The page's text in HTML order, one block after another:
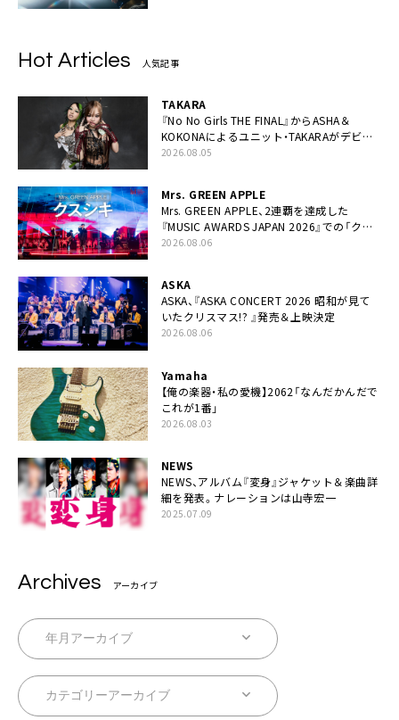
Hot Articles 人気記事
TAKARA
『No No Girls THE FINAL』からASHA＆
KOKONAによるユニット・TAKARAがデビュ
ー
2026.08.05
Mrs. GREEN APPLE
Mrs. GREEN APPLE、2連覇を達成した
『MUSIC AWARDS JAPAN 2026』での「クス
シキ」ライブパフォーマンスをYouTube公開
2026.08.06
ASKA
ASKA、『ASKA CONCERT 2026 昭和が見て
いたクリスマス!? 』発売＆上映決定
2026.08.06
Yamaha
【俺の楽器・私の愛機】2062「なんだかんだで
これが1番」
2026.08.03
NEWS
NEWS、アルバム『変身』ジャケット＆楽曲詳
細を発表。ナレーションは⼭寺宏⼀
2025.07.09
Archives アーカイブ